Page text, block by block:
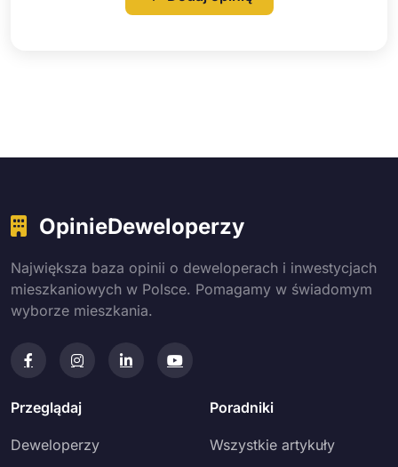
OpinieDeweloperzy
Największa baza opinii o deweloperach i inwestycjach
mieszkaniowych w Polsce. Pomagamy w świadomym
wyborze mieszkania.
Przeglądaj
Deweloperzy
Poradniki
Wszystkie artykuły